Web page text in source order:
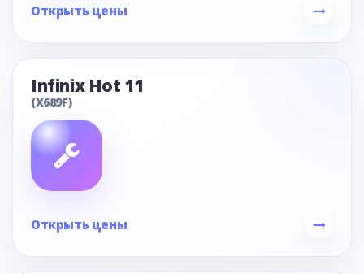
Открыть цены
Infinix Hot 11
(X689F)
Открыть цены